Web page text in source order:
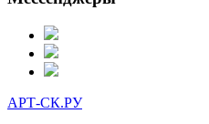
АРТ-СК.РУ